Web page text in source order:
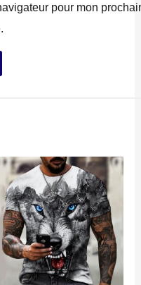
pour mon